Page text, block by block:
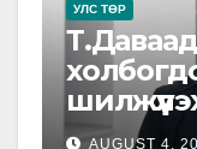
УЛС ТӨР
AUGUST 4,